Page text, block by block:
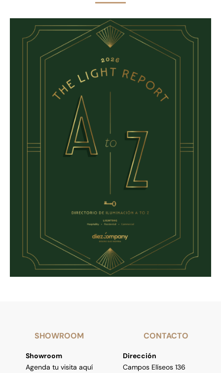
SHOWROOM
Showroom
Agenda tu visita aquí
CONTACTO
Dirección
Campos Elíseos 136